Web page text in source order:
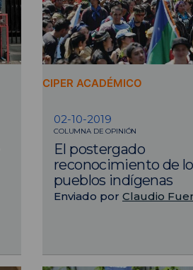
CIPER ACADÉMICO
02-10-2019
COLUMNA DE OPINIÓN
El postergado
reconocimiento de
pueblos indígenas
Enviado por Claudio